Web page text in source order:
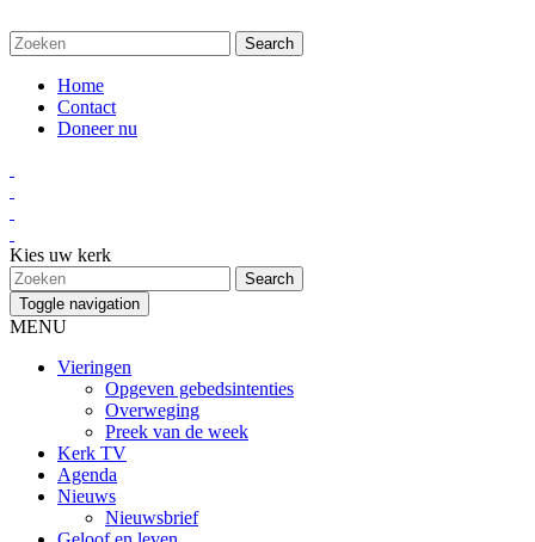
Home
Contact
Doneer nu
Kies uw kerk
Toggle navigation
MENU
Vieringen
Opgeven gebedsintenties
Overweging
Preek van de week
Kerk TV
Agenda
Nieuws
Nieuwsbrief